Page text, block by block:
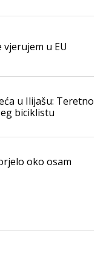
vjerujem u EU
u Ilijašu: Teretno
biciklistu
oko osam